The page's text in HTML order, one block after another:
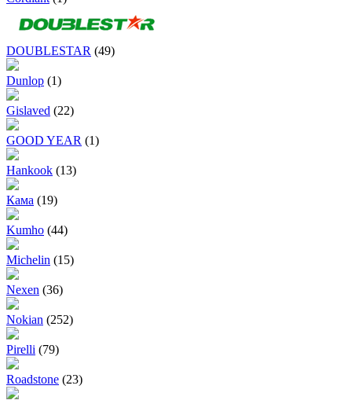
DOUBLESTAR (49)
Dunlop (1)
Gislaved (22)
GOOD YEAR (1)
Hankook (13)
Кама (19)
Kumho (44)
Michelin (15)
Nexen (36)
Nokian (252)
Pirelli (79)
Roadstone (23)